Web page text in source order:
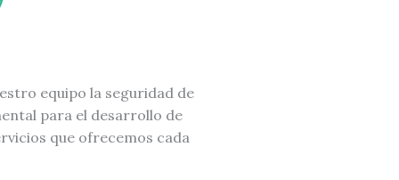
equipo la seguridad de
para el desarrollo de
que ofrecemos cada